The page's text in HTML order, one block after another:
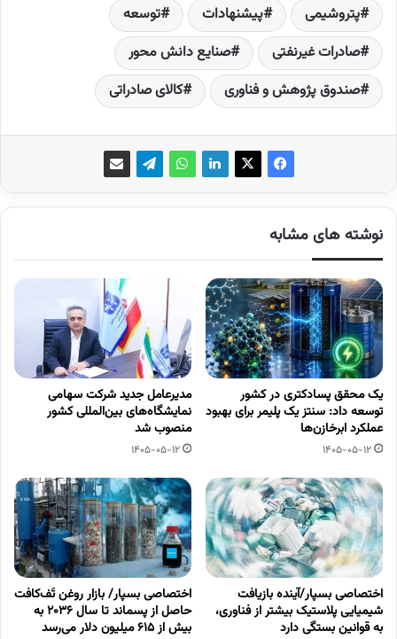
پتروشیمی پیشنهادات
توسعه‌
صادرات غیرنفتی
صنایع دانش محور
صندوق پژوهش و فناوری
کالای صادراتی
نوشته های مشابه
یک محقق پسادکتری در کشور
توسعه داد: سنتز یک پلیمر برای بهبود
عملکرد ابرخازن‌ها
1405-05-12
مدیرعامل جدید شرکت سهامی
نمایشگاه‌های بین‌المللی کشور
منصوب شد
1405-05-12
اختصاصی بسپار/آینده بازیافت
شیمیایی پلاستیک بیشتر از فناوری،
به قوانین بستگی دارد
اختصاصی بسپار/ بازار روغن تَف‌کافت
حاصل از پسماند تا سال ۲۰۳۶ به
بیش از ۶۱۵ میلیون دلار می‌رسد